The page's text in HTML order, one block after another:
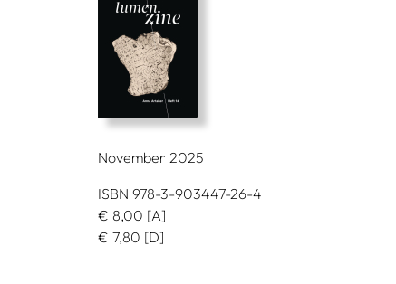
November 2025
ISBN 978-3-903447-26-4
€ 8,00 [A]
€ 7,80 [D]